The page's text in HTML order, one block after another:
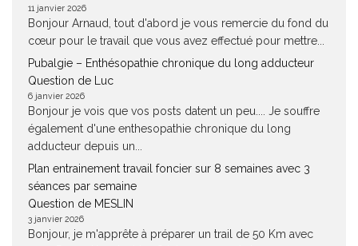
11 janvier 2026
Bonjour Arnaud, tout d'abord je vous remercie du fond du
cœur pour le travail que vous avez effectué pour mettre...
Pubalgie – Enthésopathie chronique du long adducteur
Question de Luc
6 janvier 2026
Bonjour je vois que vos posts datent un peu.... Je souffre
également d'une enthesopathie chronique du long
adducteur depuis un...
Plan entrainement travail foncier sur 8 semaines avec 3
séances par semaine
Question de MESLIN
3 janvier 2026
Bonjour, je m'apprête à préparer un trail de 50 Km avec